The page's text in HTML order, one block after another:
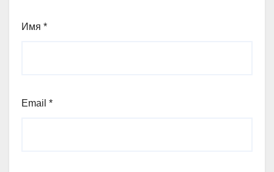
Имя *
Email *